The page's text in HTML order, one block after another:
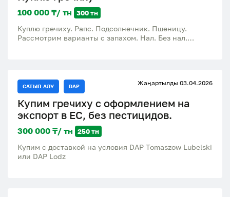
100 000 ₸/ тн 300 тн
Куплю гречиху. Рапс. Подсолнечник. Пшеницу.
Рассмотрим варианты с запахом. Нал. Без нал.
САТЫП АЛУ DAP Жаңартылды 03.04.2026
Купим гречиху с оформлением на
экспорт в ЕС, без пестицидов.
300 000 ₸/ тн 250 тн
Купим с доставкой на условия DAP Tomaszow Lubelski
или DAP Lodz